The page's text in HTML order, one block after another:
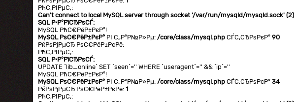
РћС‚РІРµС‚:
Can't connect to local MySQL server through socket '/var/run/mysqld/mysqld.sock' (2)
SQL Р·Р°РїСЂРѕСЃ:
MySQL РћС€РёР±РєР°!
MySQL РѕС€РёР±РєР° РІ С„Р°Р№Р»Рµ:/core/class/mysql.php СЃС‚СЂРѕРєР°90
РќРѕРјРµСЂ РѕС€РёР±РєРё:
РћС‚РІРµС‚:
SQL Р·Р°РїСЂРѕСЃ:
UPDATE `lib_online` SET `seen`='' WHERE `useragent`='' && `ip`=''
MySQL РћС€РёР±РєР°!
MySQL РѕС€РёР±РєР° РІ С„Р°Р№Р»Рµ:/core/class/mysql.php СЃС‚СЂРѕРєР°34
РќРѕРјРµСЂ РѕС€РёР±РєРё:1
РћС‚РІРµС‚: